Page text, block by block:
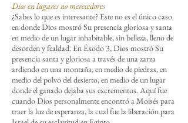
Dios en lugares no merecedores
¿Sabes lo que es interesante? Este no es el único caso
en donde Dios mostró Su presencia gloriosa y santa
en medio de un lugar inhabitable, sin belleza, lleno de
desorden y fealdad. En Éxodo 3, Dios mostró Su
presencia santa y gloriosa a través de una zarza
ardiendo en una montaña, en medio de piedras, en
medio del polvo del desierto, en medio de un lugar
donde el ganado dejaba sus excrementos. Aquí fue
cuando Dios personalmente encontró a Moisés para
traer la luz de esperanza, la cual fue la liberación para